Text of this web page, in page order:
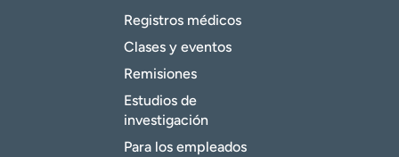
Registros médicos
Clases y eventos
Remisiones
Estudios de
investigación
Para los empleados